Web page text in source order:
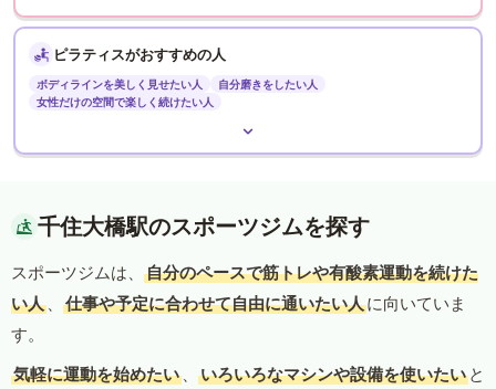
ピラティスがおすすめの人
ボディラインを美しく見せたい人
自分磨きをしたい人
女性だけの空間で楽しく続けたい人
千住大橋駅のスポーツジムを探す
スポーツジムは、
自分のペースで筋トレや有酸素運動を続けた
い人 、 仕事や予定に合わせて自由に通いたい人に向いていま
す。
気軽に運動を始めたい 、 いろいろなマシンや設備を使いたい と